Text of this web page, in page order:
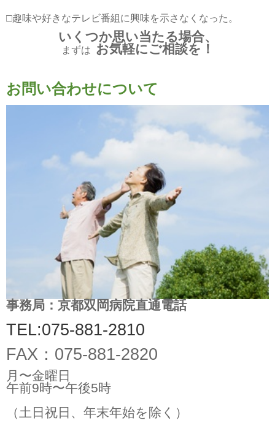
□趣味や好きなテレビ番組に興味を示さなくなった。
いくつか思い当たる場合、
まずは お気軽にご相談を！
お問い合わせについて
事務局：京都双岡病院直通電話
TEL:075-881-2810
FAX：075-881-2820
月〜金曜日
午前9時〜午後5時
（土日祝日、年末年始を除く）